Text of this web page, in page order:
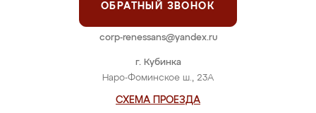
г. Кубинка
Наро-Фоминское ш., 23А
СХЕМА ПРОЕЗДА
ОБРАТНЫЙ ЗВОНОК
corp-renessans@yandex.ru